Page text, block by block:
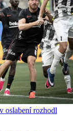
oslabení rozhodl